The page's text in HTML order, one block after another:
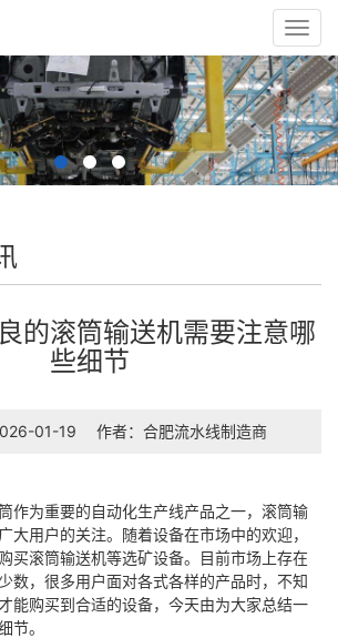
的滚筒输送机需要注意哪
些细节
01-19 作者： 合肥流水线制造商
作为重要的自动化生产线产品之一，滚筒输
大用户的关注。随着设备在市场中的欢迎，
买滚筒输送机等选矿设备。目前市场上存在
数，很多用户面对各式各样的产品时，不知
能购买到合适的设备，今天由为大家总结一
节。